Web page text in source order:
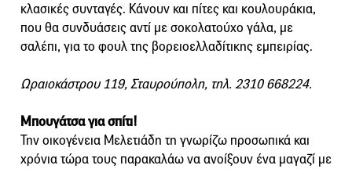
κλασικές συνταγές. Κάνουν και πίτες και κουλουράκια,
που θα συνδυάσεις αντί με σοκολατούχο γάλα, με
σαλέπι, για το φουλ της βορειοελλαδίτικης εμπειρίας.
Ωραιοκάστρου 119, Σταυρούπολη, τηλ. 2310 668224.
Μπουγάτσα για σπίτι!
Την οικογένεια Μελετιάδη τη γνωρίζω προσωπικά και
χρόνια τώρα τους παρακαλάω να ανοίξουν ένα μαγαζί με